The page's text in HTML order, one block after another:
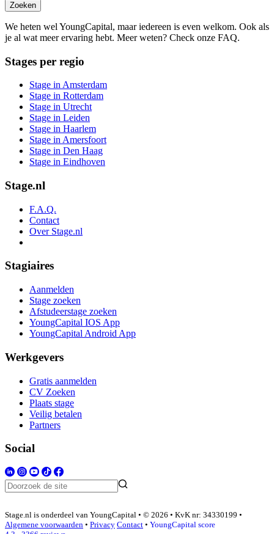
Zoeken
We heten wel YoungCapital, maar iedereen is even welkom. Ook als
je al wat meer ervaring hebt. Meer weten? Check onze FAQ.
Stages per regio
Stage in Amsterdam
Stage in Rotterdam
Stage in Utrecht
Stage in Leiden
Stage in Haarlem
Stage in Amersfoort
Stage in Den Haag
Stage in Eindhoven
Stage.nl
F.A.Q.
Contact
Over Stage.nl
Stagiaires
Aanmelden
Stage zoeken
Afstudeerstage zoeken
YoungCapital IOS App
YoungCapital Android App
Werkgevers
Gratis aanmelden
CV Zoeken
Plaats stage
Veilig betalen
Partners
Social
Stage.nl is onderdeel van YoungCapital • © 2026 • KvK nr: 34330199 •
Algemene voorwaarden • Privacy Contact • YoungCapital score